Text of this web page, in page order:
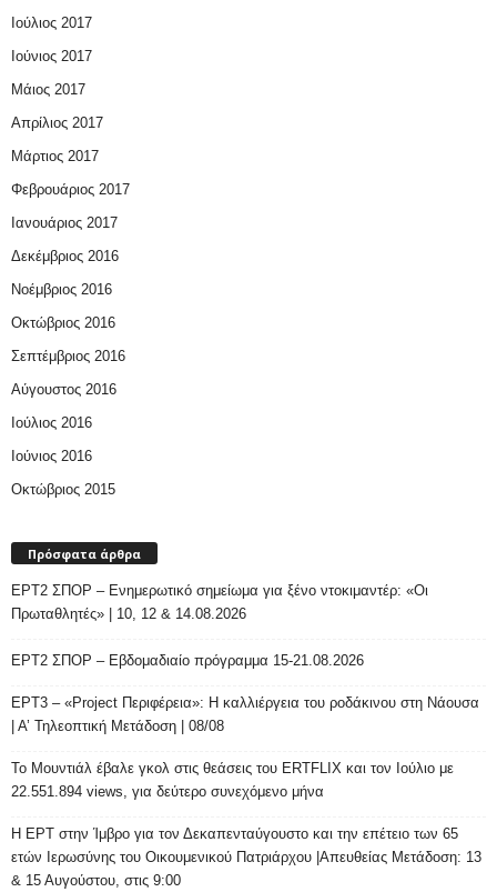
Ιούλιος 2017
Ιούνιος 2017
Μάιος 2017
Απρίλιος 2017
Μάρτιος 2017
Φεβρουάριος 2017
Ιανουάριος 2017
Δεκέμβριος 2016
Νοέμβριος 2016
Οκτώβριος 2016
Σεπτέμβριος 2016
Αύγουστος 2016
Ιούλιος 2016
Ιούνιος 2016
Οκτώβριος 2015
Πρόσφατα άρθρα
ΕΡΤ2 ΣΠΟΡ – Ενημερωτικό σημείωμα για ξένο ντοκιμαντέρ: «Οι
Πρωταθλητές» | 10, 12 & 14.08.2026
ΕΡΤ2 ΣΠΟΡ – Εβδομαδιαίο πρόγραμμα 15-21.08.2026
ΕΡΤ3 – «Project Περιφέρεια»: Η καλλιέργεια του ροδάκινου στη Νάουσα
| Α’ Τηλεοπτική Μετάδοση | 08/08
Το Μουντιάλ έβαλε γκολ στις θεάσεις του ERTFLIX και τον Ιούλιο με
22.551.894 views, για δεύτερο συνεχόμενο μήνα
Η ΕΡΤ στην Ίμβρο για τον Δεκαπενταύγουστο και την επέτειο των 65
ετών Ιερωσύνης του Οικουμενικού Πατριάρχου |Απευθείας Μετάδοση: 13
& 15 Αυγούστου, στις 9:00